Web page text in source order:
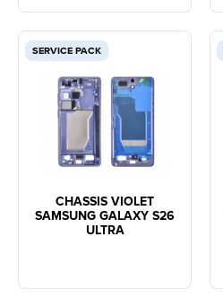
SERVICE PACK
CHASSIS VIOLET
SAMSUNG GALAXY S26
ULTRA